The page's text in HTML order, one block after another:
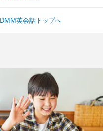
DMM英会話トップへ